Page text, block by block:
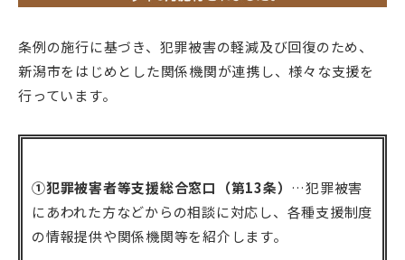
条例の施行に基づき、犯罪被害の軽減及び回復のため、
新潟市をはじめとした関係機関が連携し、様々な支援を
行っています。
➀犯罪被害者等支援総合窓口（第13条） …犯罪被害
にあわれた方などからの相談に対応し、各種支援制度
の情報提供や関係機関等を紹介します。